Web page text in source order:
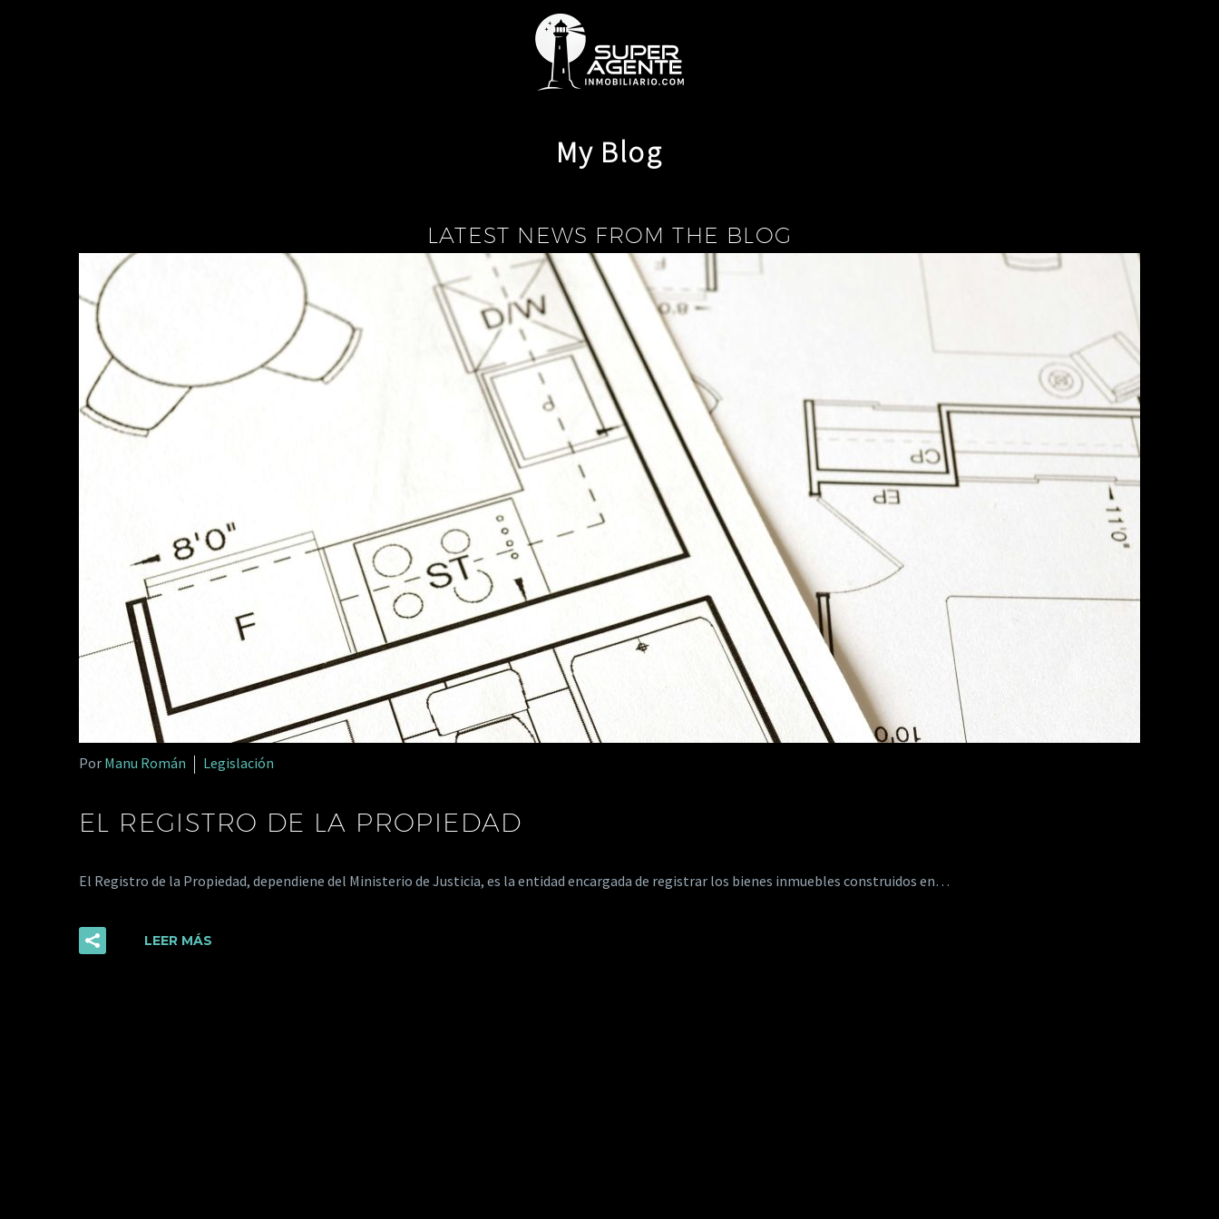
My Blog
LATEST NEWS FROM THE BLOG
Por Manu Román Legislación
EL REGISTRO DE LA PROPIEDAD
El Registro de la Propiedad, dependiene del Ministerio de Justicia, es la entidad encargada de registrar los bienes inmuebles construidos en…
LEER MÁS